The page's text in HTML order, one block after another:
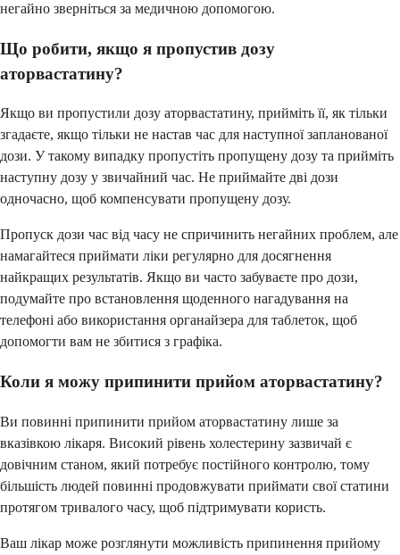
негайно зверніться за медичною допомогою.
Що робити, якщо я пропустив дозу
аторвастатину?
Якщо ви пропустили дозу аторвастатину, прийміть її, як тільки
згадаєте, якщо тільки не настав час для наступної запланованої
дози. У такому випадку пропустіть пропущену дозу та прийміть
наступну дозу у звичайний час. Не приймайте дві дози
одночасно, щоб компенсувати пропущену дозу.
Пропуск дози час від часу не спричинить негайних проблем, але
намагайтеся приймати ліки регулярно для досягнення
найкращих результатів. Якщо ви часто забуваєте про дози,
подумайте про встановлення щоденного нагадування на
телефоні або використання органайзера для таблеток, щоб
допомогти вам не збитися з графіка.
Коли я можу припинити прийом аторвастатину?
Ви повинні припинити прийом аторвастатину лише за
вказівкою лікаря. Високий рівень холестерину зазвичай є
довічним станом, який потребує постійного контролю, тому
більшість людей повинні продовжувати приймати свої статини
протягом тривалого часу, щоб підтримувати користь.
Ваш лікар може розглянути можливість припинення прийому